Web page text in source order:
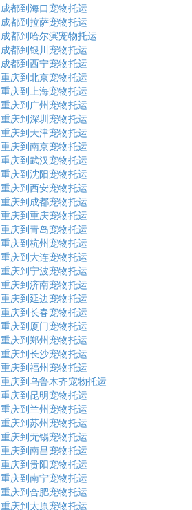
成都到海口宠物托运
成都到拉萨宠物托运
成都到哈尔滨宠物托运
成都到银川宠物托运
成都到西宁宠物托运
重庆到北京宠物托运
重庆到上海宠物托运
重庆到广州宠物托运
重庆到深圳宠物托运
重庆到天津宠物托运
重庆到南京宠物托运
重庆到武汉宠物托运
重庆到沈阳宠物托运
重庆到西安宠物托运
重庆到成都宠物托运
重庆到重庆宠物托运
重庆到青岛宠物托运
重庆到杭州宠物托运
重庆到大连宠物托运
重庆到宁波宠物托运
重庆到济南宠物托运
重庆到延边宠物托运
重庆到长春宠物托运
重庆到厦门宠物托运
重庆到郑州宠物托运
重庆到长沙宠物托运
重庆到福州宠物托运
重庆到乌鲁木齐宠物托运
重庆到昆明宠物托运
重庆到兰州宠物托运
重庆到苏州宠物托运
重庆到无锡宠物托运
重庆到南昌宠物托运
重庆到贵阳宠物托运
重庆到南宁宠物托运
重庆到合肥宠物托运
重庆到太原宠物托运